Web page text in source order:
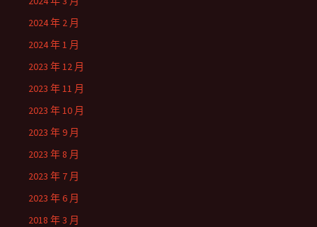
2024 年 2 月
2024 年 1 月
2023 年 12 月
2023 年 11 月
2023 年 10 月
2023 年 9 月
2023 年 8 月
2023 年 7 月
2023 年 6 月
2018 年 3 月